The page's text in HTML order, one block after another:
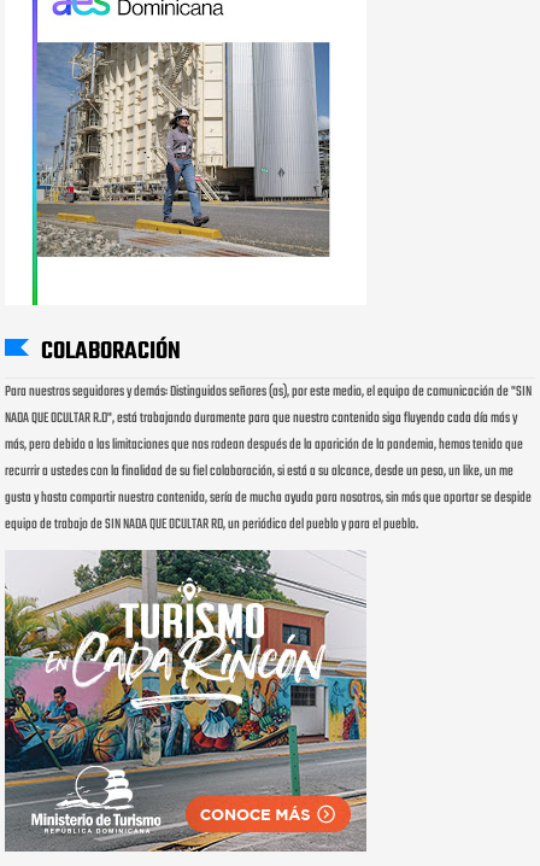
COLABORACIÓN
Para nuestros seguidores y demás: Distinguidos señores (as), por este medio, el equipo de comunicación de "SIN
NADA QUE OCULTAR R.D", está trabajando duramente para que nuestro contenido siga fluyendo cada día más y
más, pero debido a las limitaciones que nos rodean después de la aparición de la pandemia, hemos tenido que
recurrir a ustedes con la finalidad de su fiel colaboración, si está a su alcance, desde un peso, un like, un me
gusta y hasta compartir nuestro contenido, sería de mucha ayuda para nosotros, sin más que aportar se despide
equipo de trabajo de SIN NADA QUE OCULTAR RD, un periódico del pueblo y para el pueblo.